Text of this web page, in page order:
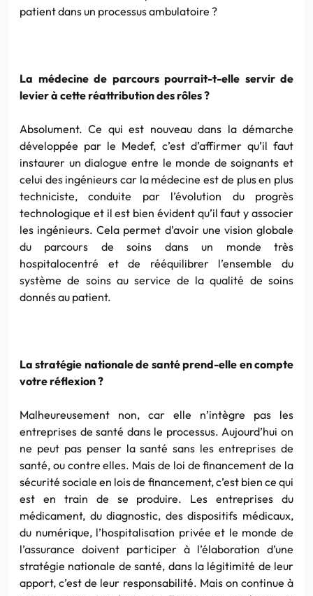
patient dans un processus ambulatoire ?
La médecine de parcours pourrait-t-elle servir de
levier à cette réattribution des rôles ?
Absolument. Ce qui est nouveau dans la démarche
développée par le Medef, c’est d’affirmer qu’il faut
instaurer un dialogue entre le monde de soignants et
celui des ingénieurs car la médecine est de plus en plus
techniciste, conduite par l’évolution du progrès
technologique et il est bien évident qu’il faut y associer
les ingénieurs. Cela permet d’avoir une vision globale
du parcours de soins dans un monde très
hospitalocentré et de rééquilibrer l’ensemble du
système de soins au service de la qualité de soins
donnés au patient.
La stratégie nationale de santé prend-elle en compte
votre réflexion ?
Malheureusement non, car elle n’intègre pas les
entreprises de santé dans le processus. Aujourd’hui on
ne peut pas penser la santé sans les entreprises de
santé, ou contre elles. Mais de loi de financement de la
sécurité sociale en lois de financement, c’est bien ce qui
est en train de se produire. Les entreprises du
médicament, du diagnostic, des dispositifs médicaux,
du numérique, l’hospitalisation privée et le monde de
l’assurance doivent participer à l’élaboration d’une
stratégie nationale de santé, dans la légitimité de leur
apport, c’est de leur responsabilité. Mais on continue à